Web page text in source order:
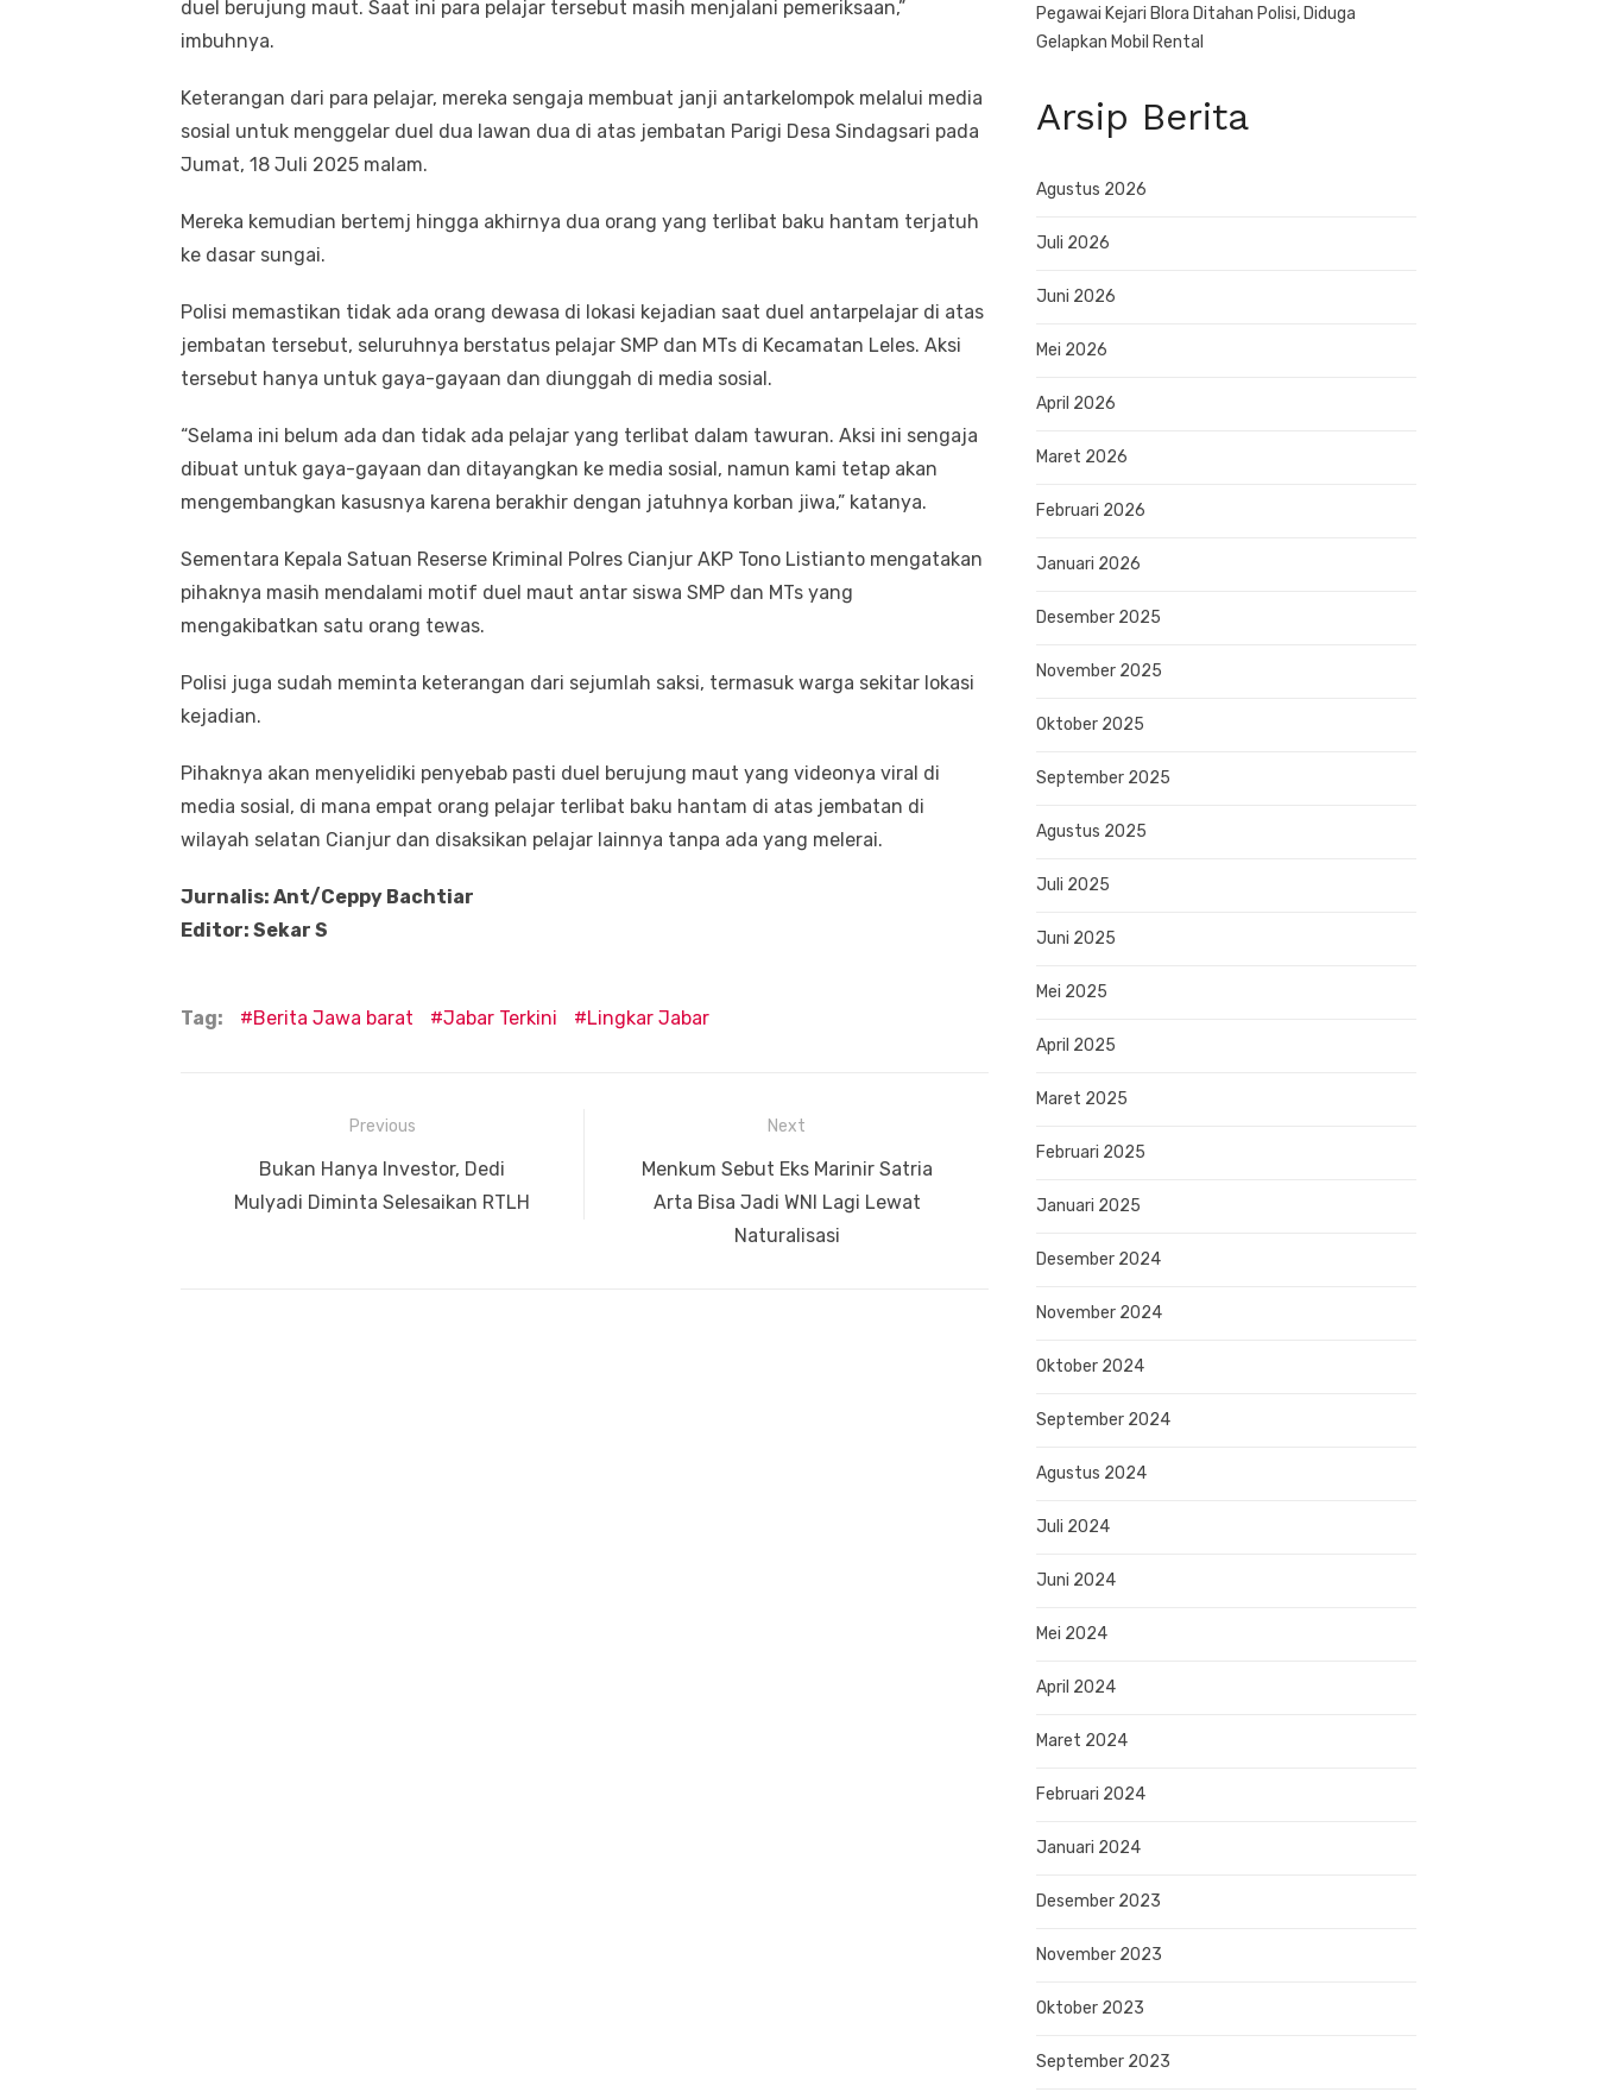
duel berujung maut. Saat ini para pelajar tersebut masih menjalani pemeriksaan,”
imbuhnya.
Keterangan dari para pelajar, mereka sengaja membuat janji antarkelompok melalui media
sosial untuk menggelar duel dua lawan dua di atas jembatan Parigi Desa Sindagsari pada
Jumat, 18 Juli 2025 malam.
Mereka kemudian bertemj hingga akhirnya dua orang yang terlibat baku hantam terjatuh
ke dasar sungai.
Polisi memastikan tidak ada orang dewasa di lokasi kejadian saat duel antarpelajar di atas
jembatan tersebut, seluruhnya berstatus pelajar SMP dan MTs di Kecamatan Leles. Aksi
tersebut hanya untuk gaya-gayaan dan diunggah di media sosial.
“Selama ini belum ada dan tidak ada pelajar yang terlibat dalam tawuran. Aksi ini sengaja
dibuat untuk gaya-gayaan dan ditayangkan ke media sosial, namun kami tetap akan
mengembangkan kasusnya karena berakhir dengan jatuhnya korban jiwa,” katanya.
Sementara Kepala Satuan Reserse Kriminal Polres Cianjur AKP Tono Listianto mengatakan
pihaknya masih mendalami motif duel maut antar siswa SMP dan MTs yang
mengakibatkan satu orang tewas.
Polisi juga sudah meminta keterangan dari sejumlah saksi, termasuk warga sekitar lokasi
kejadian.
Pihaknya akan menyelidiki penyebab pasti duel berujung maut yang videonya viral di
media sosial, di mana empat orang pelajar terlibat baku hantam di atas jembatan di
wilayah selatan Cianjur dan disaksikan pelajar lainnya tanpa ada yang melerai.
Jurnalis: Ant/Ceppy Bachtiar
Editor: Sekar S
Tag: Berita Jawa barat Jabar Terkini Lingkar Jabar
Previous
Previous
post:
Bukan Hanya Investor, Dedi
Mulyadi Diminta Selesaikan RTLH
Next
Next
post:
Menkum Sebut Eks Marinir Satria
Arta Bisa Jadi WNI Lagi Lewat
Naturalisasi
Pegawai Kejari Blora Ditahan Polisi, Diduga
Gelapkan Mobil Rental
Arsip Berita
Agustus 2026
Juli 2026
Juni 2026
Mei 2026
April 2026
Maret 2026
Februari 2026
Januari 2026
Desember 2025
November 2025
Oktober 2025
September 2025
Agustus 2025
Juli 2025
Juni 2025
Mei 2025
April 2025
Maret 2025
Februari 2025
Januari 2025
Desember 2024
November 2024
Oktober 2024
September 2024
Agustus 2024
Juli 2024
Juni 2024
Mei 2024
April 2024
Maret 2024
Februari 2024
Januari 2024
Desember 2023
November 2023
Oktober 2023
September 2023